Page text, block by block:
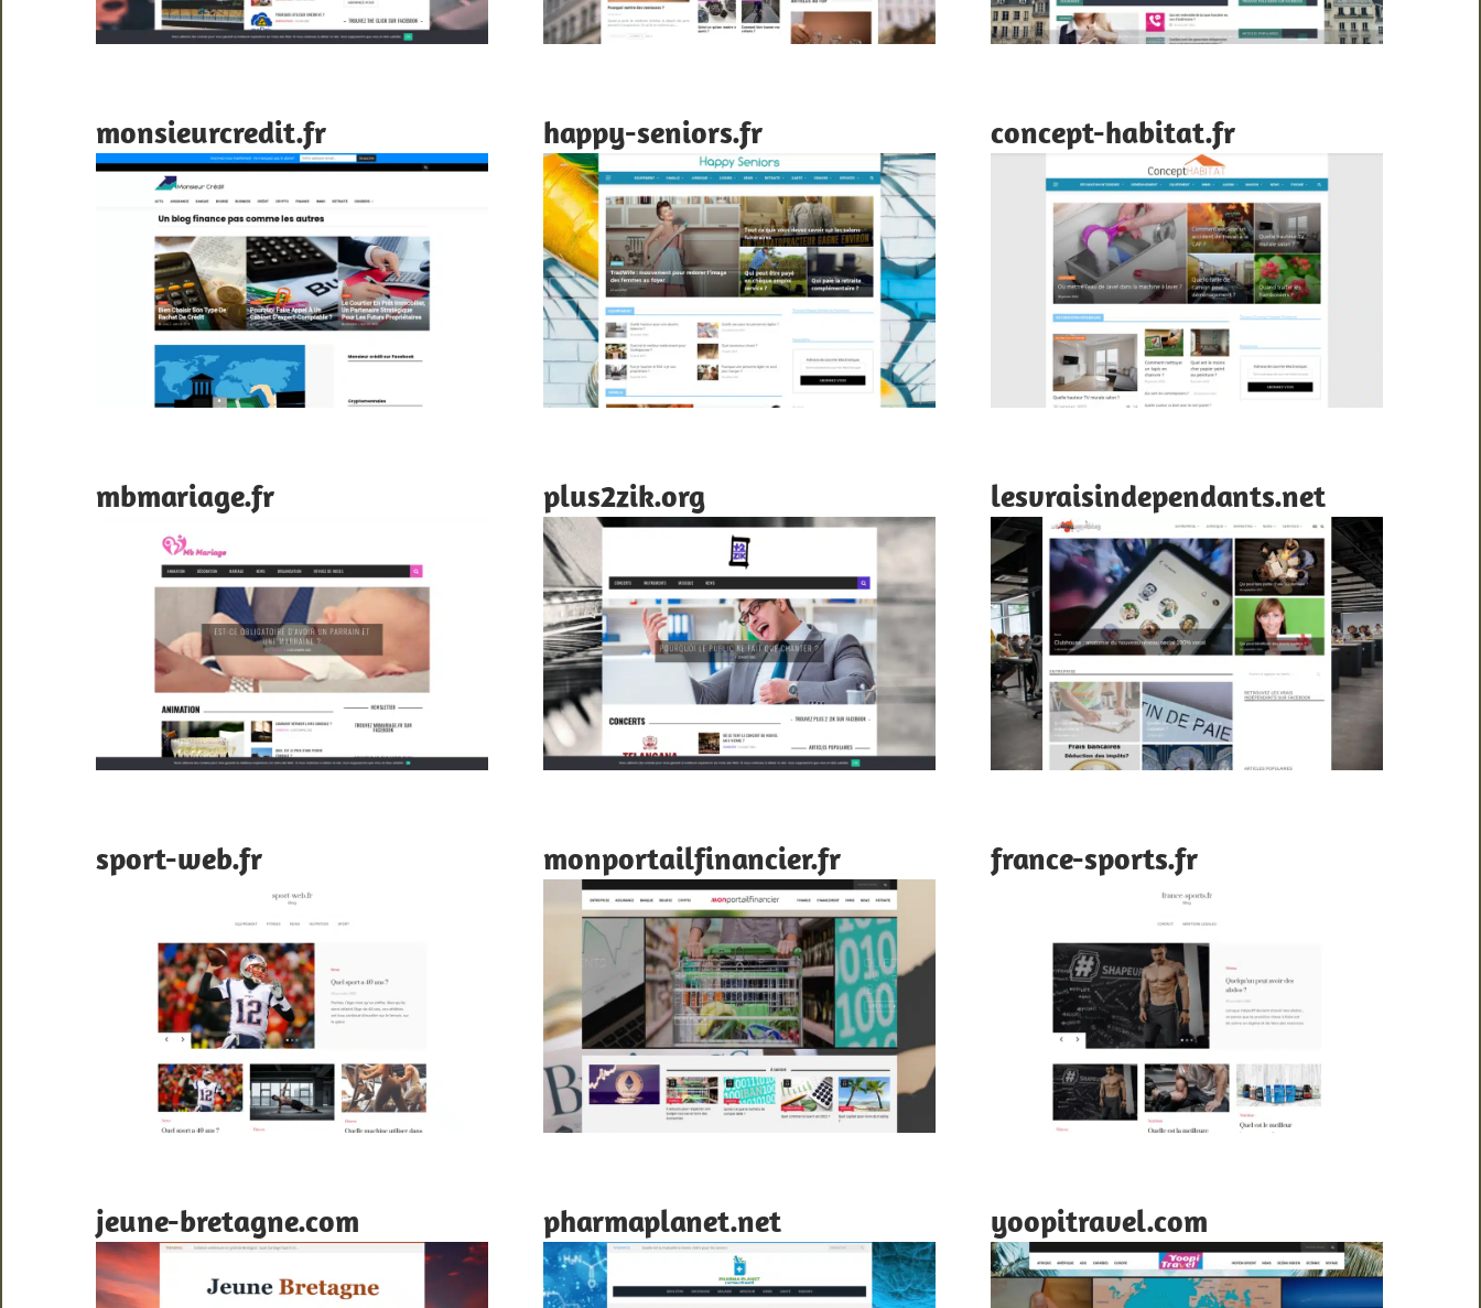
monsieurcredit.fr happy-seniors.fr concept-habitat.fr
mbmariage.fr plus2zik.org lesvraisindependants.net
sport-web.fr monportailfinancier.fr france-sports.fr
jeune-bretagne.com pharmaplanet.net yoopitravel.com